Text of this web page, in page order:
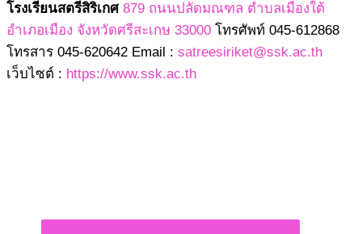
โรงเรียนสตรีสิริเกศ 879 ถนนปลัดมณฑล ตำบลเมืองใต้
อำเภอเมือง จังหวัดศรีสะเกษ 33000 โทรศัพท์ 045-612868
โทรสาร 045-620642 Email : satreesiriket@ssk.ac.th
เว็บไซต์ : https://www.ssk.ac.th